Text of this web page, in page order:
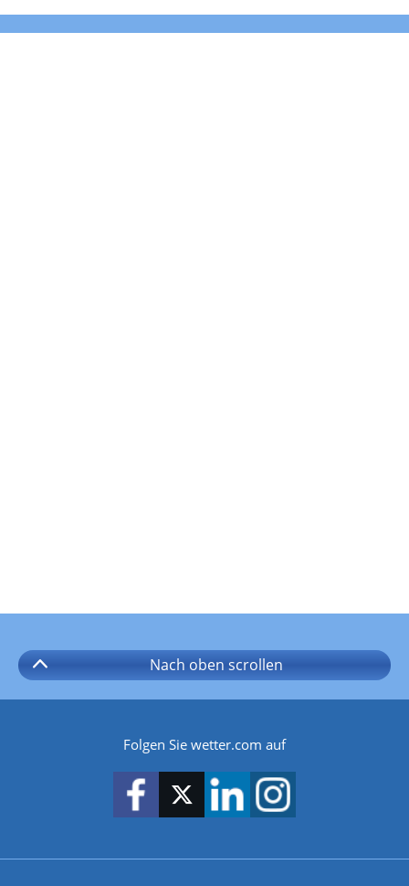
Nach oben scrollen
Folgen Sie wetter.com auf